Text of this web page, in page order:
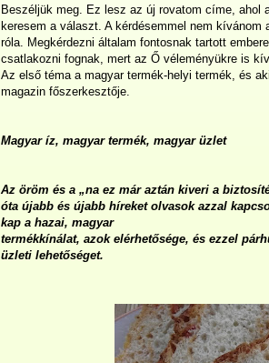
Beszéljük meg. Ez lesz az új rovatom címe, ahol
keresem a választ. A kérdésemmel nem
róla. Megkérdezni általam fontosnak tartott
csatlakozni fognak, mert az Ő véleményükre is
Az első téma a magyar termék-helyi termék, és
magazin főszerkesztője.
Magyar íz, magyar termék, magyar üzlet
Az öröm és a „na ez már aztán kiveri a
óta újabb és újabb híreket olvasok azzal
kap a hazai, magyar
termékkínálat, azok elérhetősége, és ezzel
üzleti lehetőséget.